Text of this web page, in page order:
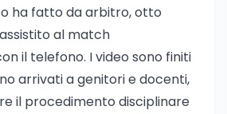
ha fatto da arbitro, otto
al match
il telefono. I video sono finiti
arrivati a genitori e docenti,
il procedimento disciplinare